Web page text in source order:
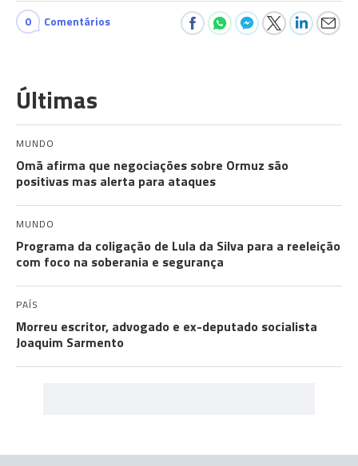
0 Comentários
Últimas
MUNDO
Omã afirma que negociações sobre Ormuz são
positivas mas alerta para ataques
MUNDO
Programa da coligação de Lula da Silva para a reeleição
com foco na soberania e segurança
PAÍS
Morreu escritor, advogado e ex-deputado socialista
Joaquim Sarmento